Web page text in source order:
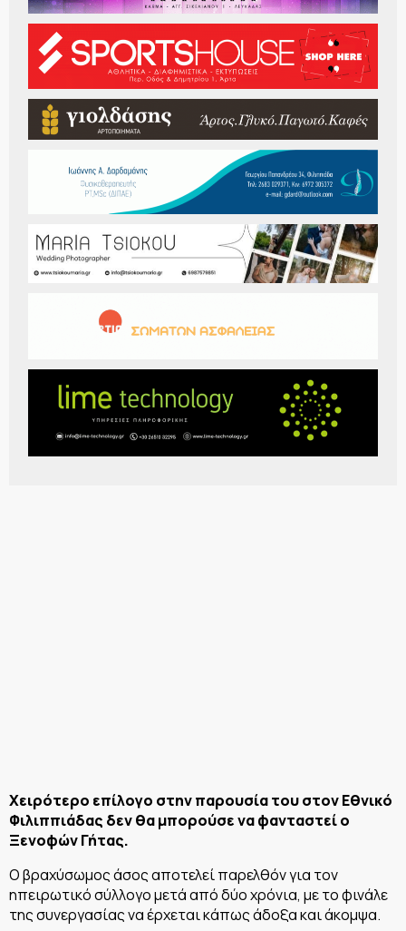
Χειρότερο επίλογο στην παρουσία του στον Εθνικό
Φιλιππιάδας δεν θα μπορούσε να φανταστεί ο
Ξενοφών Γήτας.
Ο βραχύσωμος άσος αποτελεί παρελθόν για τον
ηπειρωτικό σύλλογο μετά από δύο χρόνια, με το φινάλε
της συνεργασίας να έρχεται κάπως άδοξα και άκομψα.